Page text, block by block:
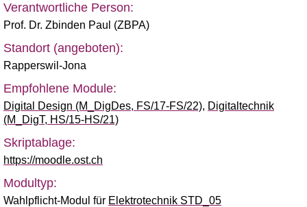
Verantwortliche Person:
Prof. Dr. Zbinden Paul (ZBPA)
Standort (angeboten):
Rapperswil-Jona
Empfohlene Module:
Digital Design (M_DigDes, FS/17-FS/22), Digitaltechnik
(M_DigT, HS/15-HS/21)
Skriptablage:
https://moodle.ost.ch
Modultyp:
Wahlpflicht-Modul für Elektrotechnik STD_05